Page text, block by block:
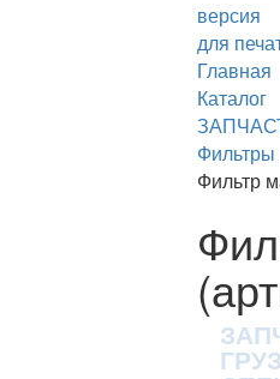
версия
для
Главная
Каталог
Фильтры
Фильтр